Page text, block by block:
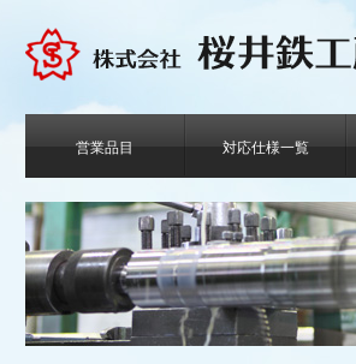
営業品目 対応仕様一覧